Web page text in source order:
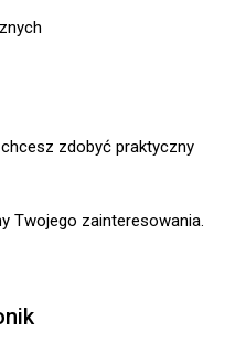
zdobyć praktyczny
Twojego zainteresowania.